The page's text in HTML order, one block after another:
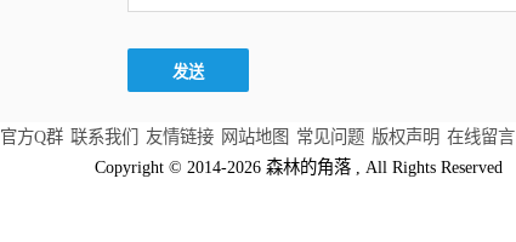
官方Q群 联系我们 友情链接 网站地图 常见问题 版权声明 在线留言
Copyright © 2014-2026 森林的角落 , All Rights Reserved